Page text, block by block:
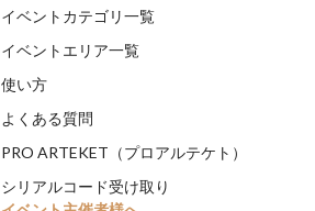
イベントカテゴリ一覧
イベントエリア一覧
使い方
よくある質問
PRO ARTEKET（プロアルテケト）
シリアルコード受け取り